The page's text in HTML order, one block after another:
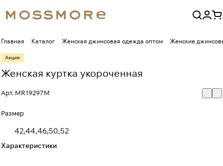
Главная Каталог Женская джинсовая одежда оптом Женские
Акция
Женская куртка укороченная
Арт. MR19297M
Размер
42,44,46,50,52
Характеристики